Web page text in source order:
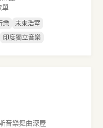
單
樂
未來浩室
印度獨立音樂
音樂舞曲深屋